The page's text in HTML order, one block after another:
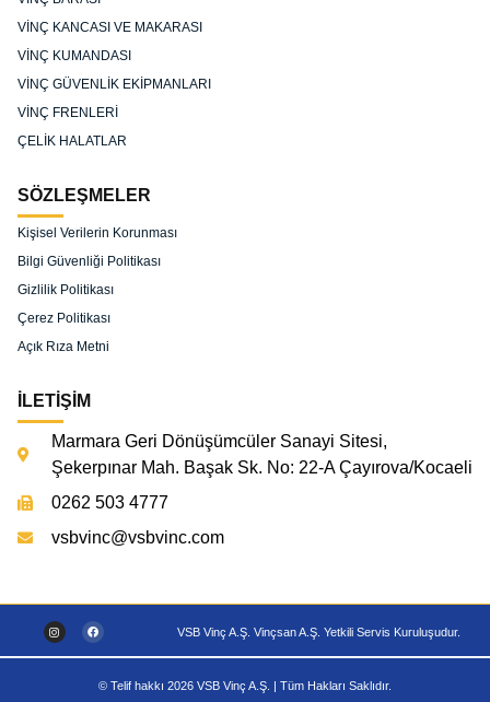
VİNÇ KANCASI VE MAKARASI
VİNÇ KUMANDASI
VİNÇ GÜVENLİK EKİPMANLARI
VİNÇ FRENLERİ
ÇELİK HALATLAR
SÖZLEŞMELER
Kişisel Verilerin Korunması
Bilgi Güvenliği Politikası
Gizlilik Politikası
Çerez Politikası
Açık Rıza Metni
İLETİŞİM
Marmara Geri Dönüşümcüler Sanayi Sitesi,
Şekerpınar Mah. Başak Sk. No: 22-A Çayırova/Kocaeli
0262 503 4777
vsbvinc@vsbvinc.com
VSB Vinç A.Ş. Vinçsan A.Ş. Yetkili Servis Kuruluşudur.
© Telif hakkı 2026 VSB Vinç A.Ş. | Tüm Hakları Saklıdır.